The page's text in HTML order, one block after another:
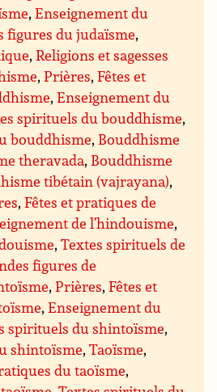
,Enseignement du
figures du judaïsme,
,Religions et sagesses
,Prières,Fêtes et
,Enseignement du
spirituels du bouddhisme,
bouddhisme, Bouddhisme
theravada, Bouddhisme
tibétain (vajrayana),
,Fêtes et pratiques de
de l’hindouisme,
,Textes spirituels de
figures de
,Prières,Fêtes et
,Enseignement du
spirituels du shintoïsme,
shintoïsme,Taoïsme,
du taoïsme,